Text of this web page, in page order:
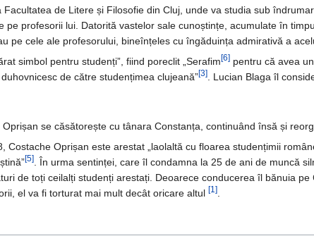
de Litere și Filosofie din Cluj, unde va studia sub
pe profesorii lui. Datorită vastelor sale cunoștințe, acumulate în
pe cele ale profesorului, bineînțeles cu îngăduința admirativă a
simbol pentru studenți”, fiind poreclit „Serafim[6] pentru că avea
de către studențimea clujeană”[3] . Lucian Blaga îl
se căsătorește cu tânara Constanța, continuând însă și
Costache Oprișan este arestat „laolaltă cu floarea studențimii
[5]. În urma sentinței, care îl condamna la 25 de ani de muncă
de toți ceilalți studenți arestați. Deoarece conducerea îl bănuia pe
el va fi torturat mai mult decât oricare altul [1].